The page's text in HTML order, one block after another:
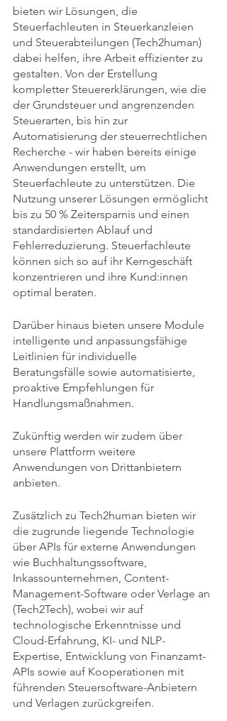
bieten wir Lösungen, die
Steuerfachleuten in Steuerkanzleien
und Steuerabteilungen (Tech2human)
dabei helfen, ihre Arbeit effizienter zu
gestalten. Von der Erstellung
kompletter Steuererklärungen, wie die
der Grundsteuer und angrenzenden
Steuerarten, bis hin zur
Automatisierung der steuerrechtlichen
Recherche - wir haben bereits einige
Anwendungen erstellt, um
Steuerfachleute zu unterstützen. Die
Nutzung unserer Lösungen ermöglicht
bis zu 50 % Zeitersparnis und einen
standardisierten Ablauf und
Fehlerreduzierung. Steuerfachleute
können sich so auf ihr Kerngeschäft
konzentrieren und ihre Kund:innen
optimal beraten.
Darüber hinaus bieten unsere Module
intelligente und anpassungsfähige
Leitlinien für individuelle
Beratungsfälle sowie automatisierte,
proaktive Empfehlungen für
Handlungsmaßnahmen.
Zukünftig werden wir zudem über
unsere Plattform weitere
Anwendungen von Drittanbietern
anbieten.
Zusätzlich zu Tech2human bieten wir
die zugrunde liegende Technologie
über APIs für externe Anwendungen
wie Buchhaltungssoftware,
Inkassounternehmen, Content-
Management-Software oder Verlage an
(Tech2Tech), wobei wir auf
technologische Erkenntnisse und
Cloud-Erfahrung, KI- und NLP-
Expertise, Entwicklung von Finanzamt-
APIs sowie auf Kooperationen mit
führenden Steuersoftware-Anbietern
und Verlagen zurückgreifen.